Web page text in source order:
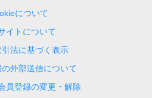
について
イトについて
法に基づく表示
外部送信について
員登録の変更・解除